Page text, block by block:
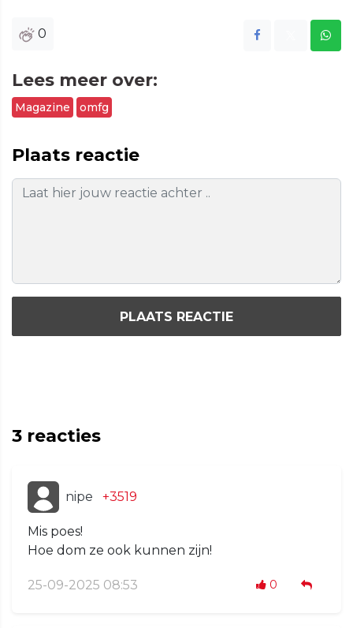
0
Lees meer over:
Magazine omfg
Plaats reactie
PLAATS REACTIE
3 reacties
nipe +3519
Mis poes!
Hoe dom ze ook kunnen zijn!
25-09-2025 08:53 0